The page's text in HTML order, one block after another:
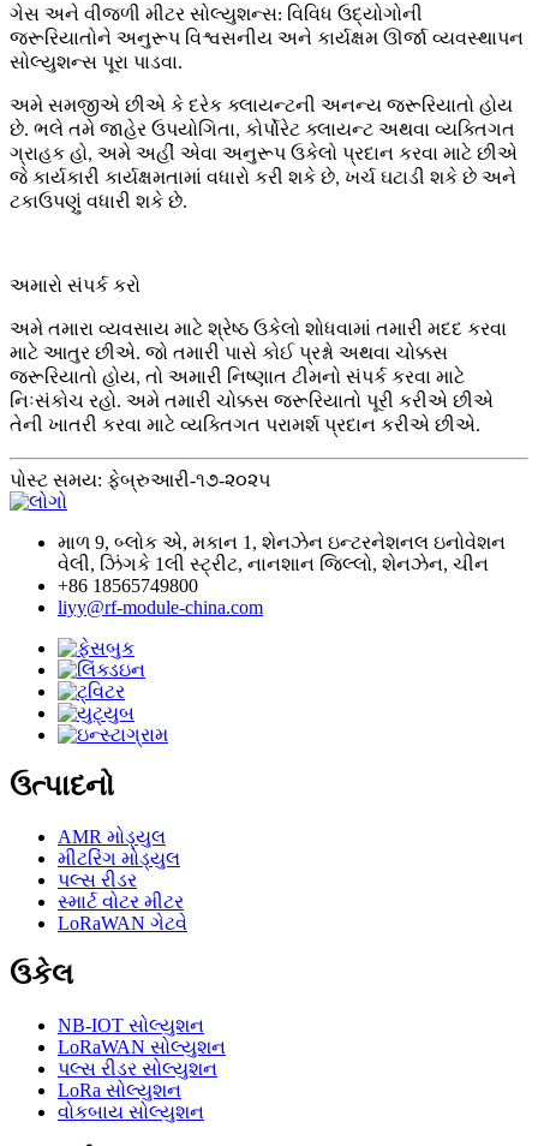
ગેસ અને વીજળી મીટર સોલ્યુશન્સ: વિવિધ ઉદ્યોગોની
જરૂરિયાતોને અનુરૂપ વિશ્વસનીય અને કાર્યક્ષમ ઊર્જા વ્યવસ્થાપન
સોલ્યુશન્સ પૂરા પાડવા.
અમે સમજીએ છીએ કે દરેક ક્લાયન્ટની અનન્ય જરૂરિયાતો હોય
છે. ભલે તમે જાહેર ઉપયોગિતા, કોર્પોરેટ ક્લાયન્ટ અથવા વ્યક્તિગત
ગ્રાહક હો, અમે અહીં એવા અનુરૂપ ઉકેલો પ્રદાન કરવા માટે છીએ
જે કાર્યકારી કાર્યક્ષમતામાં વધારો કરી શકે છે, ખર્ચ ઘટાડી શકે છે અને
ટકાઉપણું વધારી શકે છે.
અમારો સંપર્ક કરો
અમે તમારા વ્યવસાય માટે શ્રેષ્ઠ ઉકેલો શોધવામાં તમારી મદદ કરવા
માટે આતુર છીએ. જો તમારી પાસે કોઈ પ્રશ્નો અથવા ચોક્કસ
જરૂરિયાતો હોય, તો અમારી નિષ્ણાત ટીમનો સંપર્ક કરવા માટે
નિઃસંકોચ રહો. અમે તમારી ચોક્કસ જરૂરિયાતો પૂરી કરીએ છીએ
તેની ખાતરી કરવા માટે વ્યક્તિગત પરામર્શ પ્રદાન કરીએ છીએ.
પોસ્ટ સમય: ફેબ્રુઆરી-૧૭-૨૦૨૫
માળ 9, બ્લોક એ, મકાન 1, શેનઝેન ઇન્ટરનેશનલ ઇનોવેશન
વેલી, ઝિંગકે 1લી સ્ટ્રીટ, નાનશાન જિલ્લો, શેનઝેન, ચીન
+86 18565749800
liyy@rf-module-china.com
ઉત્પાદનો
AMR મોડ્યુલ
મીટરિંગ મોડ્યુલ
પલ્સ રીડર
સ્માર્ટ વોટર મીટર
LoRaWAN ગેટવે
ઉકેલ
NB-IOT સોલ્યુશન
LoRaWAN સોલ્યુશન
પલ્સ રીડર સોલ્યુશન
LoRa સોલ્યુશન
વોકબાય સોલ્યુશન